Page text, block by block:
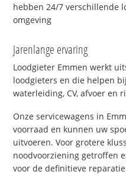
hebben 24/7 verschillende
omgeving
Jarenlange ervaring
Loodgieter Emmen werkt
loodgieters en die helpen
waterleiding, CV, afvoer en
Onze servicewagens in
voorraad en kunnen uw
uitvoeren. Voor grotere
noodvoorziening getroffen
voor de definitieve